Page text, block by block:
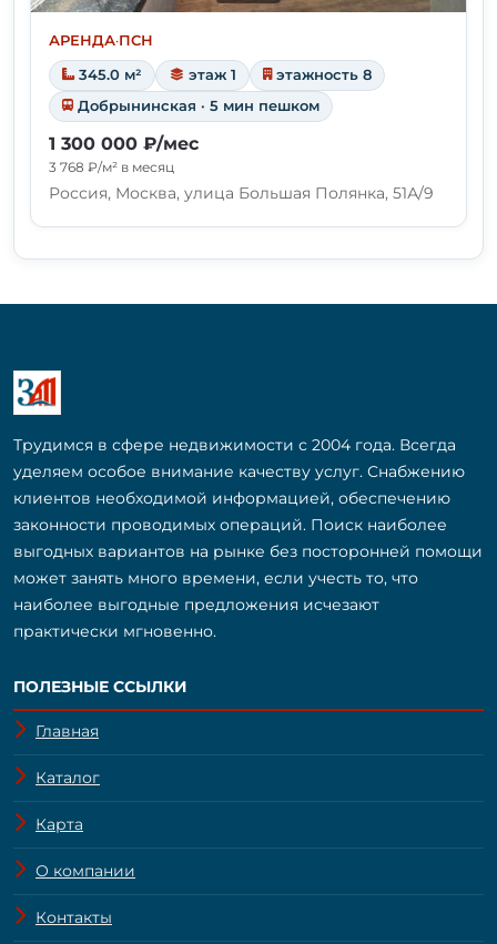
АРЕНДА·ПСН
345.0 м² этаж 1
этажность 8
Добрынинская · 5 мин пешком
1 300 000 ₽/мес
3 768 ₽/м² в месяц
Россия, Москва, улица Большая Полянка, 51А/9
Трудимся в сфере недвижимости с 2004 года. Всегда
уделяем особое внимание качеству услуг. Снабжению
клиентов необходимой информацией, обеспечению
законности проводимых операций. Поиск наиболее
выгодных вариантов на рынке без посторонней помощи
может занять много времени, если учесть то, что
наиболее выгодные предложения исчезают
практически мгновенно.
ПОЛЕЗНЫЕ ССЫЛКИ
Главная
Каталог
Карта
О компании
Контакты